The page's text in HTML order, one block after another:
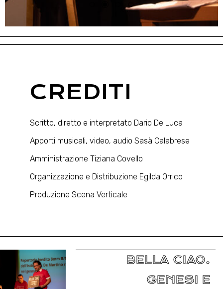
CREDITI
Scritto, diretto e interpretato Dario De Luca
Apporti musicali, video, audio Sasà Calabrese
Amministrazione Tiziana Covello
Organizzazione e Distribuzione Egilda Orrico
Produzione Scena Verticale
BELLA CIAO.
GENESI E